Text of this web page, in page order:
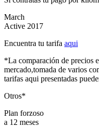
March
Active 2017
Encuentra tu tarifa aqui
*La comparación de precios
mercado,tomada de varios
tarifas aqui presentadas
Otros*
Plan forzoso
a 12 meses